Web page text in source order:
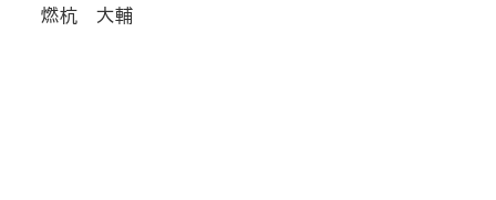
燃杭 大輔